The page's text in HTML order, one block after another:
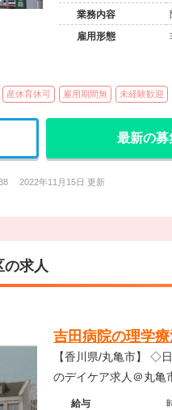
業務内容
雇用形態
産休育休可 雇用期間無 未経験歓迎
最新の
2022年11月15日 更新
の求人
吉田病院の理学
【香川県/丸亀市】 ◇日曜日・祝日固定休み◇駅近◇非常勤も賞与有◇子育て理解あり◇病院併設
のデイケア求人＠丸亀
給与